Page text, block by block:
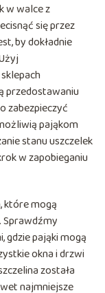
w walce z
się przez
by dokładnie
przedostawaniu
zabezpieczyć
pająkom
stanu uszczelek
w zapobieganiu
które mogą
gdzie pająki mogą
okna i drzwi
została
najmniejsze